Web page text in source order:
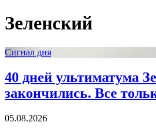
Зеленский
Сигнал дня
40 дней ультиматума
закончились. Все
05.08.2026